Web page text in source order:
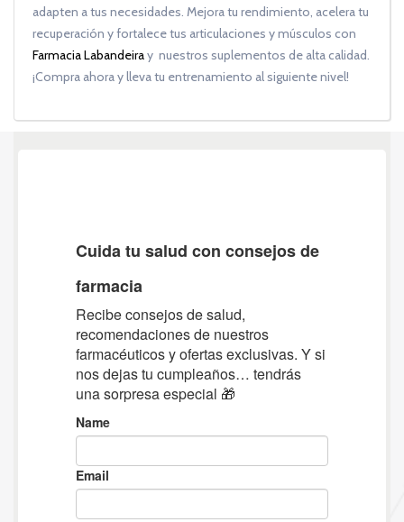
adapten a tus necesidades. Mejora tu rendimiento, acelera tu
recuperación y fortalece tus articulaciones y músculos con
Farmacia Labandeiray nuestros suplementos de alta calidad.
¡Compra ahora y lleva tu entrenamiento al siguiente nivel!